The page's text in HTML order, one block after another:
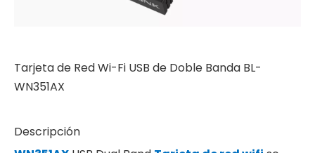
Tarjeta de Red Wi-Fi USB de Doble Banda BL-
WN351AX
Descripción